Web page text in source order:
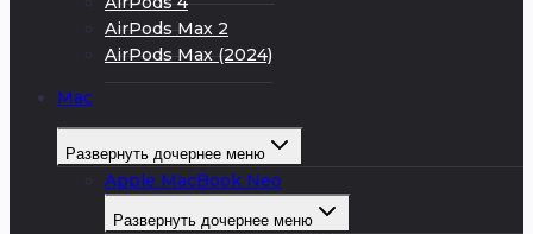
AirPods Max 2
AirPods Max (2024)
Mac
Развернуть дочернее меню
Apple MacBook Neo
Развернуть дочернее меню